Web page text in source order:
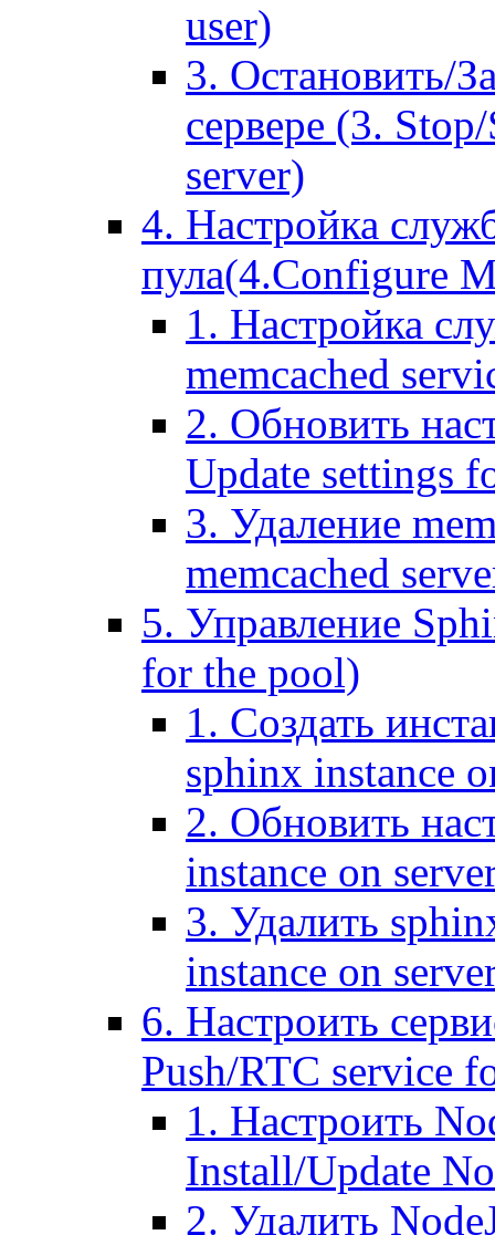
user)
3. Остановить/
сервере (3.
server)
4. Настройка
пула(4.Configure
1. Настройка
memcached
2. Обновить
Update settings
3. Удаление
memcached
5. Управление
for the pool)
1. Создать
sphinx instance
2. Обновить
instance on
3. Удалить
instance on
6. Настроить
Push/RTC service
1. Настроить
Install/Update
2. Удалить